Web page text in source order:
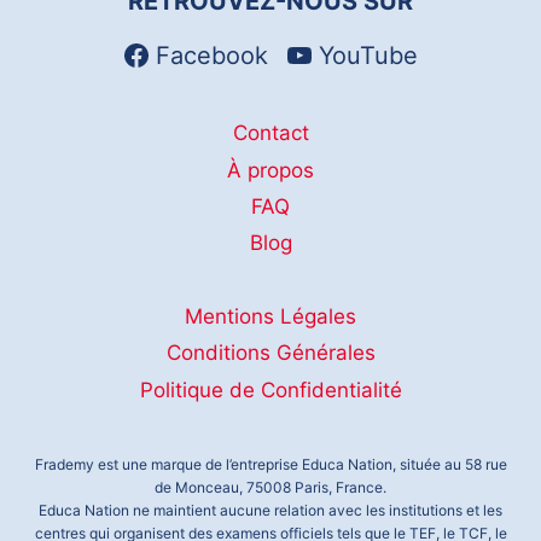
page
du
Facebook
YouTube
Contact
À propos
FAQ
Blog
Mentions Légales
Conditions Générales
Politique de Confidentialité
Frademy est une marque de l’entreprise Educa Nation, située au 58 rue
de Monceau, 75008 Paris, France.
Educa Nation ne maintient aucune relation avec les institutions et les
centres qui organisent des examens officiels tels que le TEF, le TCF, le